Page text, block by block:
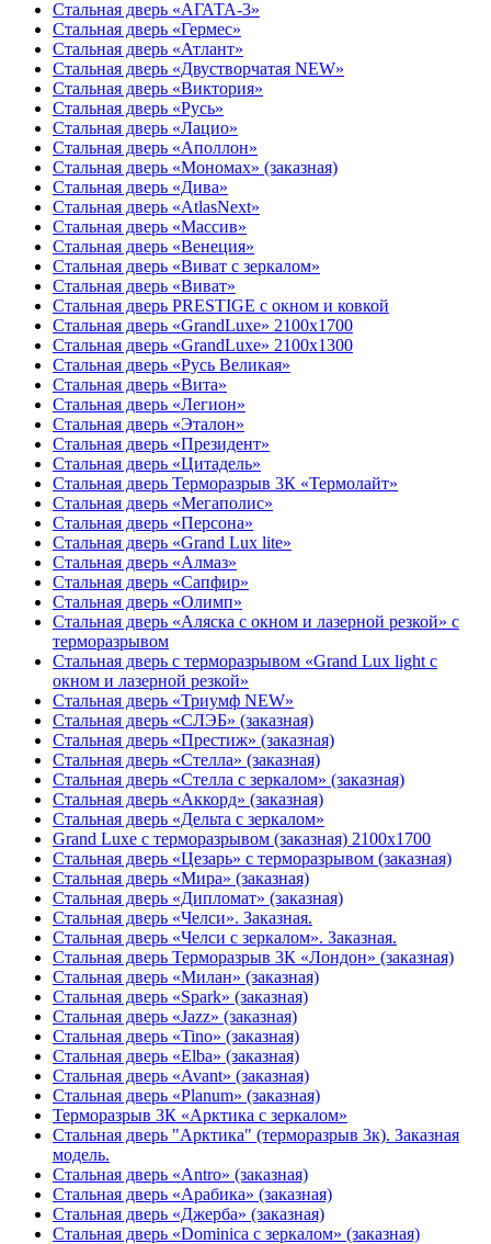
Стальная дверь «АГАТА-3»
Стальная дверь «Гермес»
Стальная дверь «Атлант»
Стальная дверь «Двустворчатая NEW»
Стальная дверь «Виктория»
Стальная дверь «Русь»
Стальная дверь «Лацио»
Стальная дверь «Аполлон»
Стальная дверь «Мономах» (заказная)
Стальная дверь «Дива»
Стальная дверь «AtlasNext»
Стальная дверь «Массив»
Стальная дверь «Венеция»
Стальная дверь «Виват с зеркалом»
Стальная дверь «Виват»
Стальная дверь PRESTIGE с окном и ковкой
Стальная дверь «GrandLuxe» 2100х1700
Стальная дверь «GrandLuxe» 2100х1300
Стальная дверь «Русь Великая»
Стальная дверь «Вита»
Стальная дверь «Легион»
Стальная дверь «Эталон»
Стальная дверь «Президент»
Стальная дверь «Цитадель»
Стальная дверь Терморазрыв 3К «Термолайт»
Стальная дверь «Мегаполис»
Стальная дверь «Персона»
Стальная дверь «Grand Lux lite»
Стальная дверь «Алмаз»
Стальная дверь «Сапфир»
Стальная дверь «Олимп»
Стальная дверь «Аляска с окном и лазерной резкой» с
терморазрывом
Стальная дверь с терморазрывом «Grand Lux light с
окном и лазерной резкой»
Стальная дверь «Триумф NEW»
Стальная дверь «СЛЭБ» (заказная)
Стальная дверь «Престиж» (заказная)
Стальная дверь «Стелла» (заказная)
Стальная дверь «Стелла с зеркалом» (заказная)
Стальная дверь «Аккорд» (заказная)
Стальная дверь «Дельта с зеркалом»
Grand Luxe с терморазрывом (заказная) 2100х1700
Стальная дверь «Цезарь» с терморазрывом (заказная)
Стальная дверь «Мира» (заказная)
Стальная дверь «Дипломат» (заказная)
Стальная дверь «Челси». Заказная.
Стальная дверь «Челси с зеркалом». Заказная.
Стальная дверь Терморазрыв 3К «Лондон» (заказная)
Стальная дверь «Милан» (заказная)
Стальная дверь «Spark» (заказная)
Стальная дверь «Jazz» (заказная)
Стальная дверь «Tino» (заказная)
Стальная дверь «Elba» (заказная)
Стальная дверь «Avant» (заказная)
Стальная дверь «Planum» (заказная)
Терморазрыв 3К «Арктика с зеркалом»
Стальная дверь "Арктика" (терморазрыв 3к). Заказная
модель.
Стальная дверь «Antro» (заказная)
Стальная дверь «Арабика» (заказная)
Стальная дверь «Джерба» (заказная)
Стальная дверь «Dominica с зеркалом» (заказная)